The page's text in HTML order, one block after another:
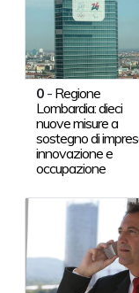
0 - Regione
Lombardia: dieci
nuove misure a
sostegno di
innovazione e
occupazione